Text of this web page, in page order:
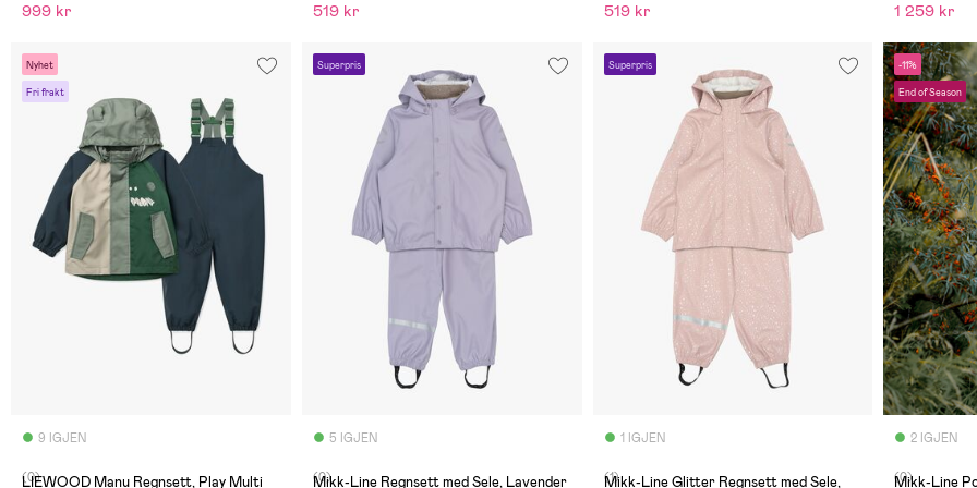
999 kr 519 kr 519 kr 1 259 kr
Nyhet
Fri frakt
9 IGJEN
(0)
LIEWOOD Manu Regnsett, Play Multi
Superpris
5 IGJEN
(0)
Mikk-Line Regnsett med Sele, Lavender
Superpris
1 IGJEN
(1)
Mikk-Line Glitter Regnsett med Sele,
-11%
End of Season
2 IGJEN
(0)
Mikk-Line